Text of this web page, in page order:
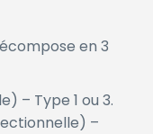
en 3
– Type 1 ou 3.
–